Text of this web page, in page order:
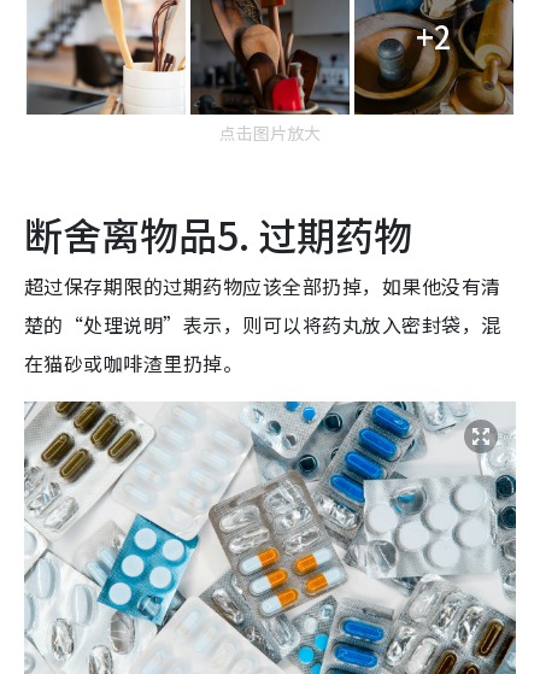
+2
点击图片放大
断舍离物品5. 过期药物
超过保存期限的过期药物应该全部扔掉，如果他没有清
楚的“处理说明”表示，则可以将药丸放入密封袋，混
在猫砂或咖啡渣里扔掉。